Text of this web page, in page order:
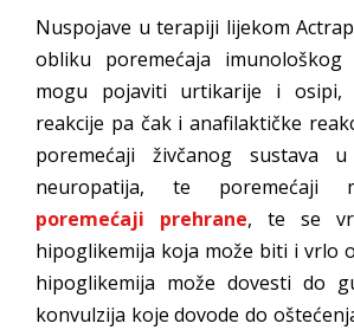
Nuspojave u terapiji lijekom
obliku poremećaja
mogu pojaviti urtikarije i osipi,
reakcije pa čak i anafilaktičke
poremećaji živčanog sustava
neuropatija, te poremećaji
poremećaji prehrane, te se
hipoglikemija koja može biti i vrlo
hipoglikemija može dovesti do
konvulzija koje dovode do